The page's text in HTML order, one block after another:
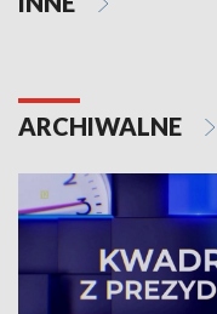
ARCHIWALNE